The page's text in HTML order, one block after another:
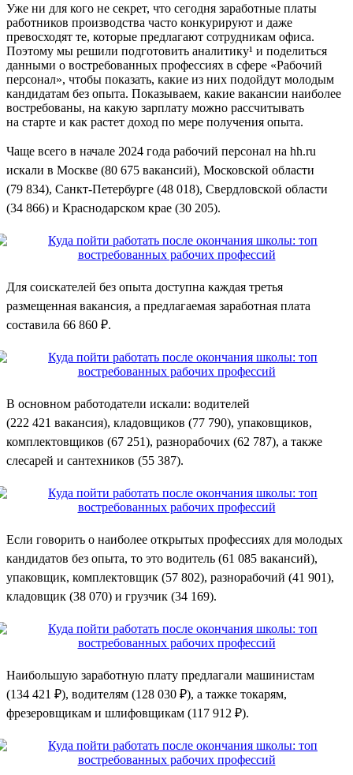
Уже ни для кого не секрет, что сегодня заработные платы
работников производства часто конкурируют и даже
превосходят те, которые предлагают сотрудникам офиса.
Поэтому мы решили подготовить аналитику¹ и поделиться
данными о востребованных профессиях в сфере «Рабочий
персонал», чтобы показать, какие из них подойдут молодым
кандидатам без опыта. Показываем, какие вакансии наиболее
востребованы, на какую зарплату можно рассчитывать
на старте и как растет доход по мере получения опыта.
Чаще всего в начале 2024 года рабочий персонал на hh.ru
искали в Москве (80 675 вакансий), Московской области
(79 834), Санкт-Петербурге (48 018), Свердловской области
(34 866) и Краснодарском крае (30 205).
Для соискателей без опыта доступна каждая третья
размещенная вакансия, а предлагаемая заработная плата
составила 66 860 ₽.
В основном работодатели искали: водителей
(222 421 вакансия), кладовщиков (77 790), упаковщиков,
комплектовщиков (67 251), разнорабочих (62 787), а также
слесарей и сантехников (55 387).
Если говорить о наиболее открытых профессиях для молодых
кандидатов без опыта, то это водитель (61 085 вакансий),
упаковщик, комплектовщик (57 802), разнорабочий (41 901),
кладовщик (38 070) и грузчик (34 169).
Наибольшую заработную плату предлагали машинистам
(134 421 ₽), водителям (128 030 ₽), а тажке токарям,
фрезеровщикам и шлифовщикам (117 912 ₽).